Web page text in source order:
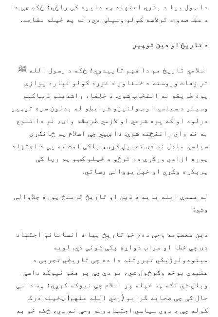
دا ټول بیا د بشري اجتهاد په دایره کې راځي؛ ځکه چې دا
د مقاصدو د ترلاسه کولو وسیلې دي، نه په خپله مقاصد.
د تاريخ او دين توپير
اسلامي تاریخ هم دا فهم تاییدوي؛ ځکه د رسول الله ﷺ
تر وفات وروسته د خلفاوو د غوره کولو لپاره یوازې
یوه طريقه نه انتخاب شوې. د خلفاء راشدینو د ټاکلو
وسیلو د سیاسي او ټولنیزو شرایطو له بدلون سره توپیر
درلود او که يوه شرعي او لازمي طریقه وای، نو دا تنوع
به نه وای رامنځته شوې. دا ښيي چې اسلام یو ځانګړی
سیاسي ماډل نه دی تحمیل کړی، بلکې امت ته یې د اجتهاد
پوره ازادي ورکړې ده ترڅو د خپلو ګټو په رڼا کې
پرېکړه وکړي او خپل یووالی وساتي.
له همدې امله باید د دین او تاریخ ترمنځ پوره جلاوالی
وشي:
دین معصومه وحې ده، خو تاریخ بیا د انسانانو اجتهاد
دی چې خطا او صواب دواړه پکې شونې دي. لویه
میتودولوژیکي تېروتنه دا ده چې تاریخي تجربې د
عقیدې برخه وګرځول شي، تر دې چې پر هغو نیوکه داسې
وبلل شي لکه په خپله پر اسلام چې نیوکه کېږي؛ په داسې
حال کې چې صحابه کرامو (رضي الله عنهم) پخپله درک
کوله چې د دوی سیاسي اجتهادونه وحې نه دي، ځکه خو به